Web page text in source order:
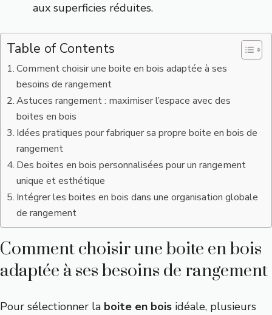
aux superficies réduites.
Table of Contents
Comment choisir une boite en bois adaptée à ses
besoins de rangement
Astuces rangement : maximiser l’espace avec des
boites en bois
Idées pratiques pour fabriquer sa propre boite en bois de
rangement
Des boites en bois personnalisées pour un rangement
unique et esthétique
Intégrer les boites en bois dans une organisation globale
de rangement
Comment choisir une boite en bois
adaptée à ses besoins de rangement
Pour sélectionner la boite en bois idéale, plusieurs